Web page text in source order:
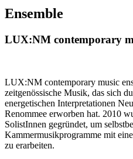
Ensemble
LUX:NM contemporary
LUX:NM contemporary music
zeitgenössische Musik, das sich
energetischen Interpretationen
Renommee erworben hat. 2010
SolistInnen gegründet, um
Kammermusikprogramme mit
zu erarbeiten.